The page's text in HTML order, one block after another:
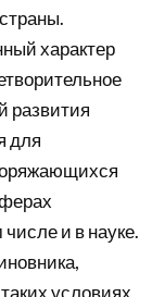
характер
развития
для
и в науке.
условиях